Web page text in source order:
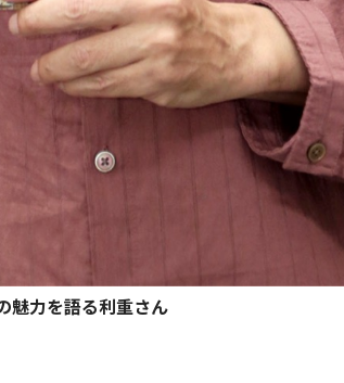
魅力を語る利重さん